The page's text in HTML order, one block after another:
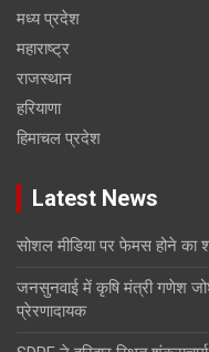
मध्य प्रदेश
महाराष्ट्र
राजस्थान
हरियाणा
हिमाचल प्रदेश
Latest News
सोशल मीडिया पर फेमस होने का
जनसुनवाई में कृषि मंत्री गणेश
प्रेरणादायक